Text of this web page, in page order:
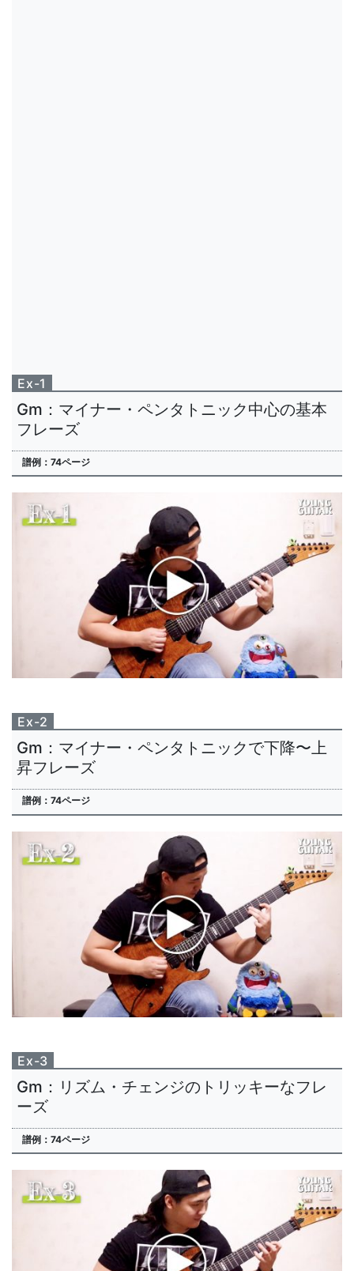
Ex-1
Gm：マイナー・ペンタトニック中心の基本
フレーズ
譜例：74ページ
Ex-2
Gm：マイナー・ペンタトニックで下降〜上
昇フレーズ
譜例：74ページ
Ex-3
Gm：リズム・チェンジのトリッキーなフレ
ーズ
譜例：74ページ